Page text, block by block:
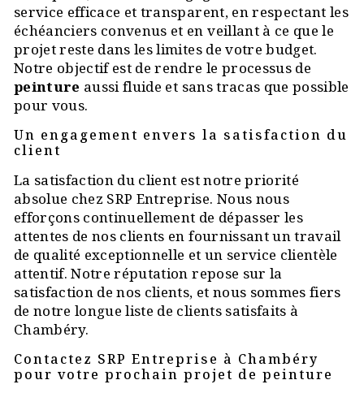
service efficace et transparent, en respectant les
échéanciers convenus et en veillant à ce que le
projet reste dans les limites de votre budget.
Notre objectif est de rendre le processus de
peinture aussi fluide et sans tracas que possible
pour vous.
Un engagement envers la satisfaction du
client
La satisfaction du client est notre priorité
absolue chez SRP Entreprise. Nous nous
efforçons continuellement de dépasser les
attentes de nos clients en fournissant un travail
de qualité exceptionnelle et un service clientèle
attentif. Notre réputation repose sur la
satisfaction de nos clients, et nous sommes fiers
de notre longue liste de clients satisfaits à
Chambéry.
Contactez SRP Entreprise à Chambéry
pour votre prochain projet de peinture